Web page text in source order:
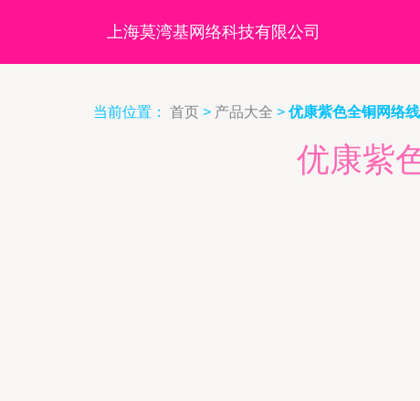
上海莫湾基网络科技有限公司
当前位置： 首页 > 产品大全 > 优康紫色全铜网络
优康紫